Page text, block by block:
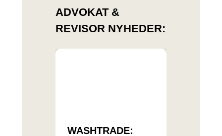
ADVOKAT &
REVISOR NYHEDER:
WASHTRADE: